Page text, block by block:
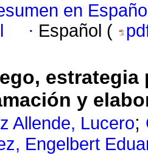
en
· Español (
estrategia
y
Allende, Lucero;
Engelbert